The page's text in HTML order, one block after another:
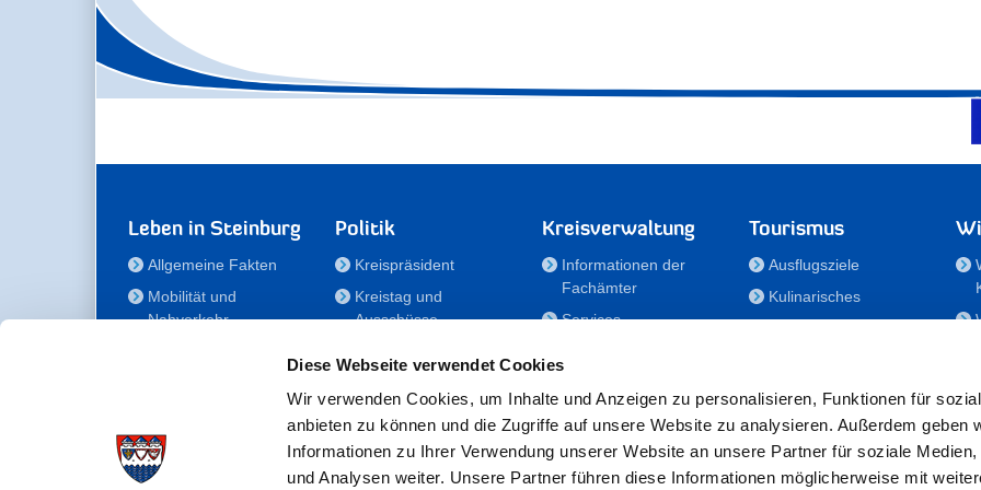
Diese Webseite verwendet Cookies
Wir verwenden Cookies, um Inhalte und Anzeigen zu personalisieren, Funktionen für
anbieten zu können und die Zugriffe auf unsere Website zu analysieren. Außerdem geben
Informationen zu Ihrer Verwendung unserer Website an unsere Partner für soziale Medien,
und Analysen weiter. Unsere Partner führen diese Informationen möglicherweise mit
Leben in Steinburg
Allgemeine Fakten
Mobilität und
Nahverkehr
Gesundheit
Bildung
Politik
Kreispräsident
Kreistag und
Ausschüsse
für Menschen mit
Behinderung
Der
Kreisseniorenbeirat
Förderstiftung
Kreisverwaltung
Informationen der
Fachämter
Services
Nachwuchskräfte
Notdienste
Bekanntmachungen
Formulare/Downloads
Tourismus
Ausflugsziele
Kulinarisches
Veranstaltungen